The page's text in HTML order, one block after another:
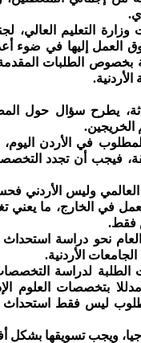
التعليم العالي،
العمل إليها في ضوء
بخصوص الطلبات
يطرح سؤال حول
الخريجين.
في الأردن
فيجب أن تجدد
وليس الأردني
في الخارج، ما يعني
فقط.
نحو دراسة
لدراسة
بتخصصات العلوم
ليس فقط
ويجب تسويقها بشكل